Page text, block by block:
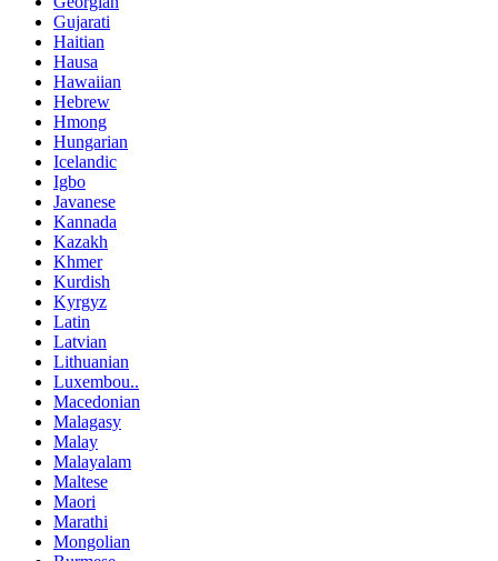
Gujarati
Haitian
Hausa
Hawaiian
Hebrew
Hmong
Hungarian
Icelandic
Igbo
Javanese
Kannada
Kazakh
Khmer
Kurdish
Kyrgyz
Latin
Latvian
Lithuanian
Luxembou..
Macedonian
Malagasy
Malay
Malayalam
Maltese
Maori
Marathi
Mongolian